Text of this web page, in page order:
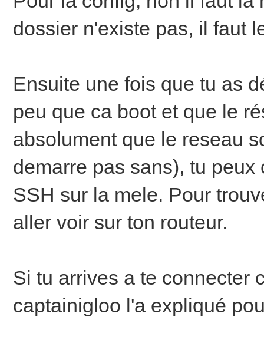
dossier n'existe pas, il faut
Ensuite une fois que tu as
peu que ca boot et que le
absolument que le reseau
demarre pas sans), tu
SSH sur la mele. Pour
aller voir sur ton routeur.
Si tu arrives a te connecter
captainigloo l'a expliqué